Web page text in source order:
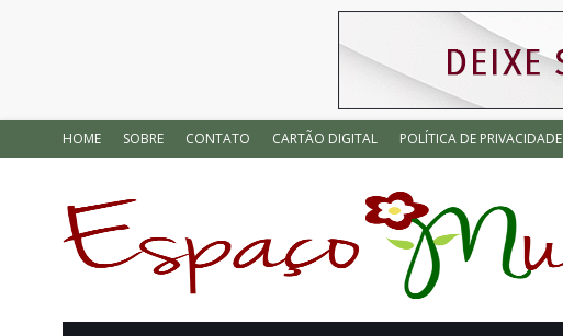
HOME SOBRE CONTATO CARTÃO DIGITAL POLÍTICA DE PRIVACIDADE